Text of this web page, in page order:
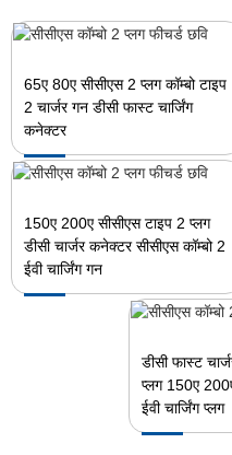
65ए 80ए सीसीएस 2 प्लग कॉम्बो टाइप
2 चार्जर गन डीसी फास्ट चार्जिंग
कनेक्टर
150ए 200ए सीसीएस टाइप 2 प्लग
डीसी चार्जर कनेक्टर सीसीएस कॉम्बो 2
ईवी चार्जिंग गन
डीसी फास्ट
प्लग 150ए
ईवी चार्जिंग प्लग